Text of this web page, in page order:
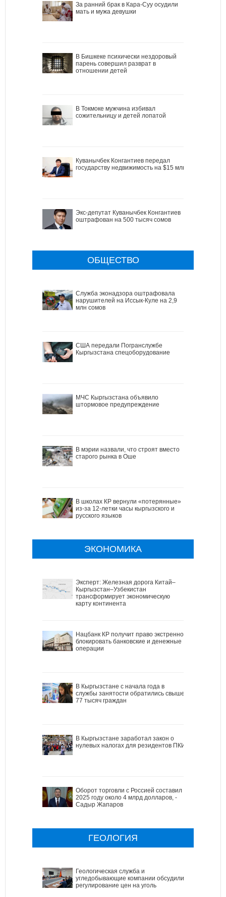
За ранний брак в Кара-Суу осудили
мать и мужа девушки
В Бишкеке психически нездоровый
парень совершил разврат в
отношении детей
В Токмоке мужчина избивал
сожительницу и детей лопатой
Куванычбек Конгантиев передал
государству недвижимость на $15 млн
Экс-депутат Куванычбек Конгантиев
оштрафован на 500 тысяч сомов
ОБЩЕСТВО
Служба эконадзора оштрафовала
нарушителей на Иссык-Куле на 2,9
млн сомов
США передали Погранслужбе
Кыргызстана спецоборудование
МЧС Кыргызстана объявило
штормовое предупреждение
В мэрии назвали, что строят вместо
старого рынка в Оше
В школах КР вернули «потерянные»
из-за 12-летки часы кыргызского и
русского языков
ЭКОНОМИКА
Эксперт: Железная дорога Китай–
Кыргызстан–Узбекистан
трансформирует экономическую
карту континента
Нацбанк КР получит право экстренно
блокировать банковские и денежные
операции
В Кыргызстане с начала года в
службы занятости обратились свыше
77 тысяч граждан
В Кыргызстане заработал закон о
нулевых налогах для резидентов ПКИ
Оборот торговли с Россией составил в
2025 году около 4 млрд долларов, -
Садыр Жапаров
ГЕОЛОГИЯ
Геологическая служба и
угледобывающие компании обсудили
регулирование цен на уголь